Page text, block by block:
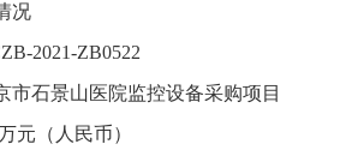
况
2021-ZB0522
石景山医院监控设备采购项目
（人民币）